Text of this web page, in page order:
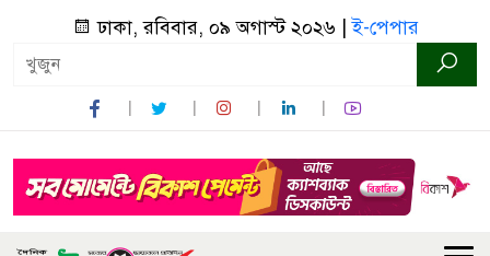
ঢাকা, রবিবার, ০৯ অগাস্ট ২০২৬ |ই-পেপার